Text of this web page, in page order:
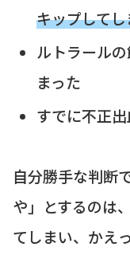
キップして
ルトラール
まった
すでに不正
自分勝手な判断
や」とするのは
てしまい、かえ